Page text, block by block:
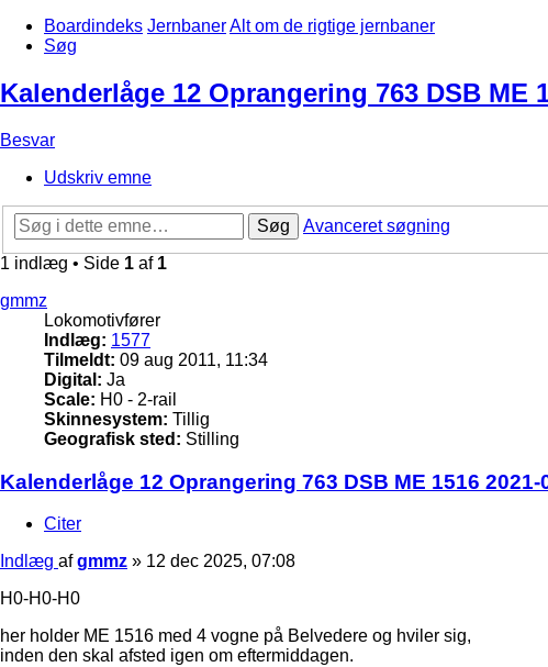
Boardindeks JernbanerAlt om de rigtige jernbaner
Søg
Kalenderlåge 12 Oprangering 763 DSB ME
Besvar
Udskriv emne
Søg
Avanceret søgning
1 indlæg • Side 1 af 1
gmmz
Lokomotivfører
Indlæg: 1577
Tilmeldt: 09 aug 2011, 11:34
Digital: Ja
Scale: H0 - 2-rail
Skinnesystem: Tillig
Geografisk sted: Stilling
Kalenderlåge 12 Oprangering 763 DSB ME 1516 2021-
Citer
Indlæg afgmmz » 12 dec 2025, 07:08
H0-H0-H0
her holder ME 1516 med 4 vogne på Belvedere og hviler sig,
inden den skal afsted igen om eftermiddagen.